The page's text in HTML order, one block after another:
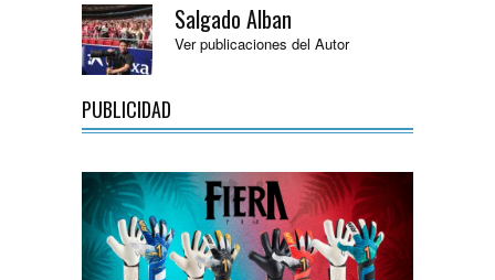
Salgado Alban
Ver publicaciones del Autor
PUBLICIDAD